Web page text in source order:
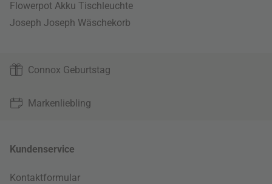
Flowerpot Akku Tischleuchte
Joseph Joseph Wäschekorb
Connox Geburtstag
Markenliebling
Kundenservice
Kontaktformular